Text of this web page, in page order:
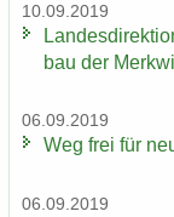
10.09.2019
bau der
06.09.2019
Weg frei für
06.09.2019